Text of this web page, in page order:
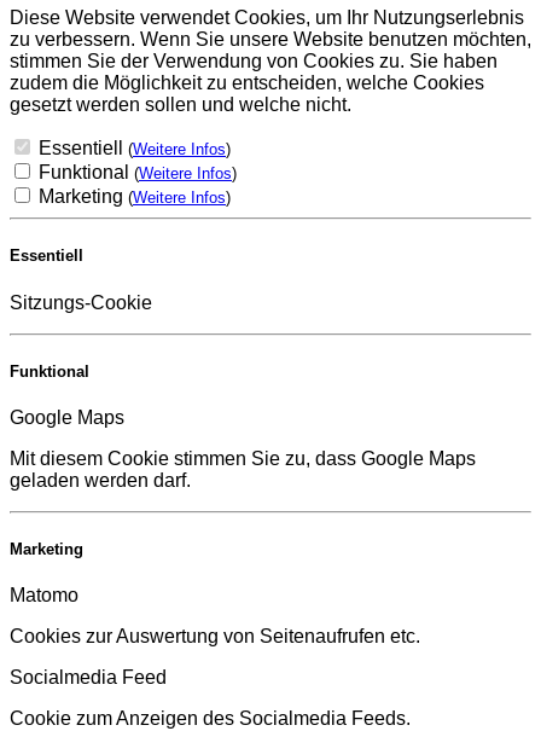
Diese Website verwendet Cookies, um Ihr Nutzungserlebnis
zu verbessern. Wenn Sie unsere Website benutzen möchten,
stimmen Sie der Verwendung von Cookies zu. Sie haben
zudem die Möglichkeit zu entscheiden, welche Cookies
gesetzt werden sollen und welche nicht.
Essentiell (Weitere Infos)
Funktional (Weitere Infos)
Marketing (Weitere Infos)
Essentiell
Sitzungs-Cookie
Funktional
Google Maps
Mit diesem Cookie stimmen Sie zu, dass Google Maps
geladen werden darf.
Marketing
Matomo
Cookies zur Auswertung von Seitenaufrufen etc.
Socialmedia Feed
Cookie zum Anzeigen des Socialmedia Feeds.